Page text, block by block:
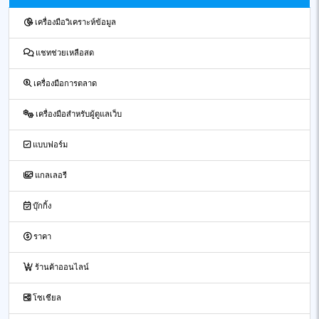
เครื่องมือวิเคราะห์ข้อมูล
แชทช่วยเหลือสด
เครื่องมือการตลาด
เครื่องมือสำหรับผู้ดูแลเว็บ
แบบฟอร์ม
แกลเลอรี
บุ๊กกิ้ง
ราคา
ร้านค้าออนไลน์
โซเชียล